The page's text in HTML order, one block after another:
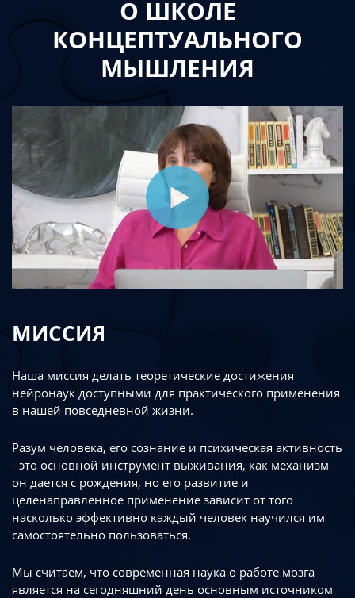
О ШКОЛЕ
КОНЦЕПТУАЛЬНОГО
МЫШЛЕНИЯ
МИССИЯ
Наша миссия делать теоретические достижения
нейронаук доступными для практического применения
в нашей повседневной жизни.
Разум человека, его сознание и психическая активность
- это основной инструмент выживания, как механизм
он дается с рождения, но его развитие и
целенаправленное применение зависит от того
насколько эффективно каждый человек научился им
самостоятельно пользоваться.
Мы считаем, что современная наука о работе мозга
является на сегодняшний день основным источником